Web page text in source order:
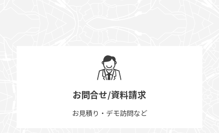
お問合せ/資料請求
お見積り・デモ訪問など